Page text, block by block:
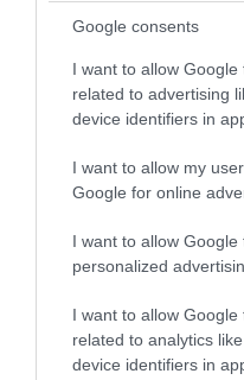
Google consents
I want to allow
related to advertising
device identifiers in
I want to allow my
Google for online
I want to allow Google
personalized
I want to allow
related to analytics
device identifiers in
05.08.2026 | 15:02
ΗΠΑ: Σε εξέλιξη
περιστατικό με το
Marine One που